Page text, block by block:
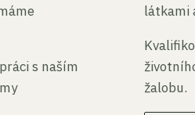
s naším
látkami
žalobu.